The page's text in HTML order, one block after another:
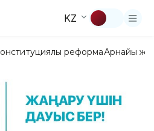
KZ
реформаАрнайы